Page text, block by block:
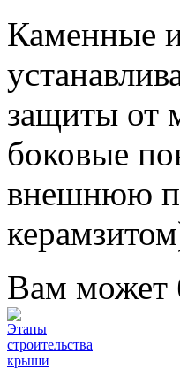
Каменные
защиты от
боковые
внешнюю
Вам может
Этапы
строительства
крыши